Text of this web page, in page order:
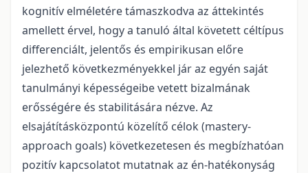
kognitív elméletére támaszkodva az áttekintés
amellett érvel, hogy a tanuló által követett céltípus
differenciált, jelentős és empirikusan előre
jelezhető következményekkel jár az egyén saját
tanulmányi képességeibe vetett bizalmának
erősségére és stabilitására nézve. Az
elsajátításközpontú közelítő célok (mastery-
approach goals) következetesen és megbízhatóan
pozitív kapcsolatot mutatnak az én-hatékonyság